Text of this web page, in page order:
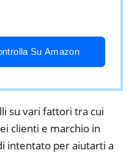
Viaggio
Su Amazon
su vari fattori tra cui
clienti e marchio in
intentato per aiutarti a